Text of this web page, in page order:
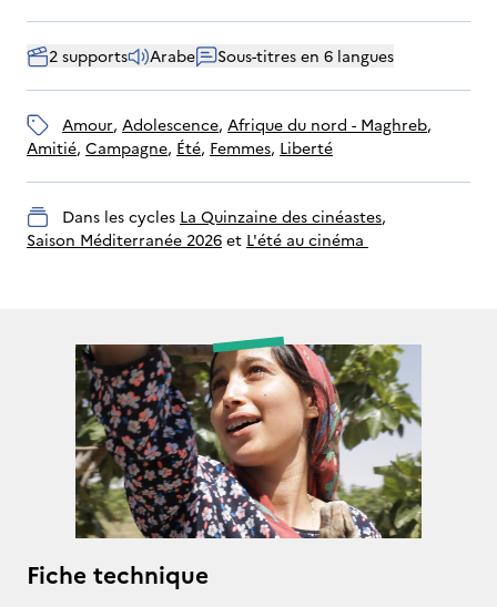
2 supports Arabe Sous-titres en 6 langues
amour, adolescence, Afrique du nord - Maghreb,
amitié, campagne, été, Femmes, liberté
Dans les cycles La Quinzaine des cinéastes,
Saison Méditerranée 2026 et L'été au cinéma
Fiche technique